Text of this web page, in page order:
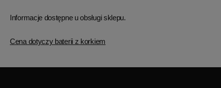
Informacje dostępne u obsługi sklepu.
Cena dotyczy baterii z korkiem